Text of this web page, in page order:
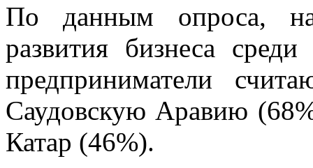
По данным опроса,
развития бизнеса
предприниматели
Саудовскую Аравию
Катар (46%).